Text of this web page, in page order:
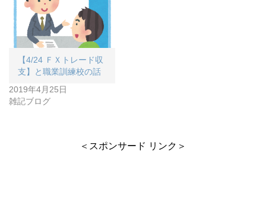
【4/24 ＦＸトレード収
支】と職業訓練校の話
2019年4月25日
雑記ブログ
＜スポンサード リンク＞